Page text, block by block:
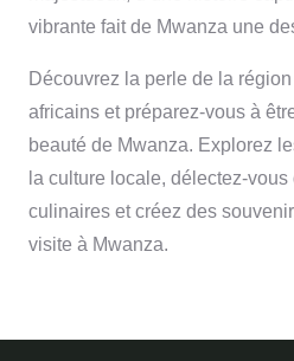
vibrante fait de Mwanza une
Découvrez la perle de la
africains et préparez-vous à
beauté de Mwanza. Explorez
la culture locale, délectez-
culinaires et créez des
visite à Mwanza.